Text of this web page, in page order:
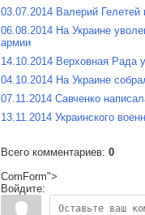
03.07.2014 Валерий
06.08.2014 На Украине
армии
14.10.2014 Верховная Рада
04.10.2014 На Украине
07.11.2014 Савченко
13.11.2014 Украинского
Всего комментариев: 0
ComForm">
Войдите: